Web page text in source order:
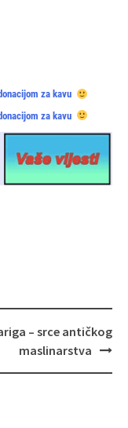
za kavu
za kavu
– srce antičkog
maslinarstva